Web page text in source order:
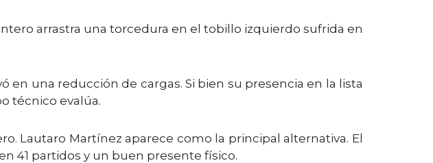
arrastra una torcedura en el tobillo izquierdo sufrida en
una reducción de cargas. Si bien su presencia en la lista
técnico evalúa.
Lautaro Martínez aparece como la principal alternativa. El
41 partidos y un buen presente físico.